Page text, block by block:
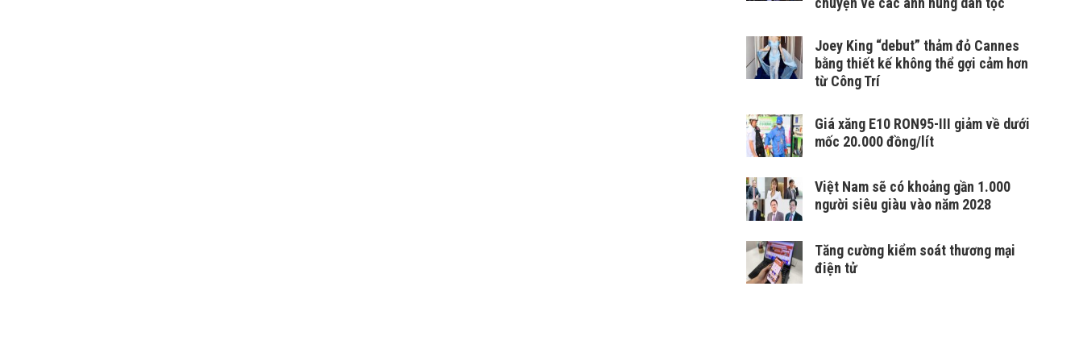
Joey King “debut” thảm đỏ Cannes
bằng thiết kế không thể gợi cảm hơn
từ Công Trí
Giá xăng E10 RON95-III giảm về dưới
mốc 20.000 đồng/lít
Việt Nam sẽ có khoảng gần 1.000
người siêu giàu vào năm 2028
Tăng cường kiểm soát thương mại
điện tử